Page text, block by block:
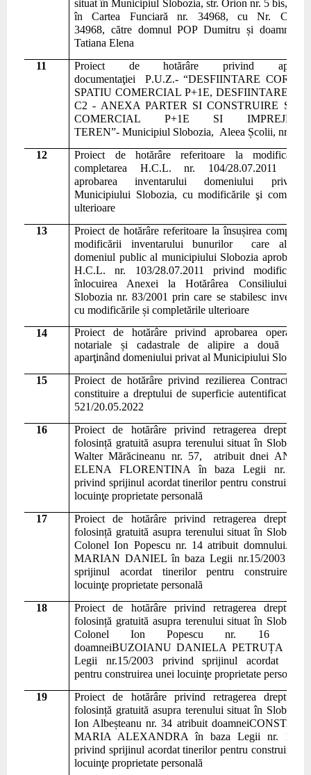
situat în Municipiul Slobozia, str. Orion nr. 5 bis,
în Cartea Funciară nr. 34968, cu Nr.
34968, către domnul POP Dumitru și doamna
Tatiana Elena
11
Proiect de hotărâreprivind
documentaţieiP.U.Z.-“DESFIINTARE CORP
SPATIU COMERCIAL P+1E, DESFIINTARE
C2 - ANEXA PARTER SI CONSTRUIRE
COMERCIAL P+1E SI
TEREN”-Municipiul Slobozia, Aleea Școlii, nr.4
12
Proiect de hotărârereferitoare la
completarea H.C.L. nr. 104/28.07.2011
aprobarea inventarului domeniului privat
Municipiului Slobozia, cu modificările şi
ulterioare
13
Proiect de hotărâre referitoare la însușirea
modificării inventarului bunurilor care
domeniul public al municipiului Slobozia aprobate
H.C.L. nr. 103/28.07.2011 privind
înlocuirea Anexei la Hotărârea Consiliului
Slobozia nr. 83/2001 prin care se stabilesc
cu modificările și completările ulterioare
14
Proiect de hotărâreprivind aprobarea
notariale și cadastrale dealipire a două
aparţinând domeniului privat al Municipiului Slobozia
15
Proiect de hotărâre privind rezilierea Contractului
constituire a dreptului de superficie autentificat sub
521/20.05.2022
16
Proiect de hotărâre privind retragerea dreptului
folosință gratuită asupra terenului situat în Slobozia
Walter Mărăcineanu nr. 57,
atribuit dnei
ELENA FLORENTINA în baza Legii nr.15/
privind sprijinul acordat tinerilor pentru construirea
locuinţe proprietate personală
17
Proiect de hotărâre privind retragerea dreptului
folosință gratuită asupra terenului situat în Slobozia
Colonel Ion Popescu nr. 14 atribuit domnului
MARIAN DANIEL în baza Legii nr.15/2003
sprijinul acordat tinerilor pentru construirea
locuinţe proprietate personală
18
Proiect de hotărâre privind retragerea dreptului
folosință gratuită asupra terenului situat în Slobozia
Colonel Ion Popescu nr. 16
doamneiBUZOIANU DANIELA PETRUȚA în
Legii nr.15/2003 privind sprijinul acordat
pentru construirea unei locuinţe proprietate personală
19
Proiect de hotărâre privind retragerea dreptului
folosință gratuită asupra terenului situat în Slobozia
Ion Albeșteanu nr. 34 atribuit doamnei
MARIA ALEXANDRA în baza Legii nr.
15/
privind sprijinul acordat tinerilor pentru construirea
locuinţe proprietate personală